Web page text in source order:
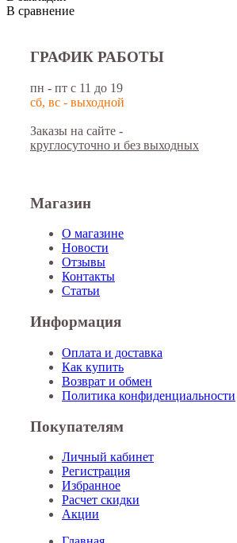
В сравнение
ГРАФИК РАБОТЫ
пн - пт с 11 до 19
сб, вс - выходной
Заказы на сайте -
круглосуточно и без выходных
Магазин
О магазине
Новости
Отзывы
Контакты
Статьи
Информация
Оплата и доставка
Как купить
Возврат и обмен
Политика конфиденциальности
Покупателям
Личный кабинет
Регистрация
Избранное
Расчет скидки
Акции